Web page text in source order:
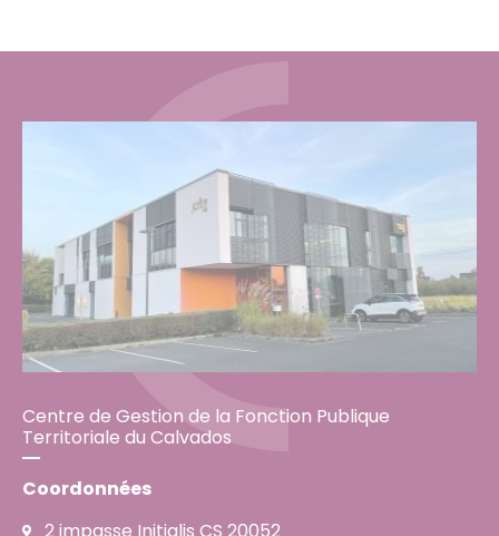
Centre de Gestion de la Fonction Publique
Territoriale du Calvados
Coordonnées